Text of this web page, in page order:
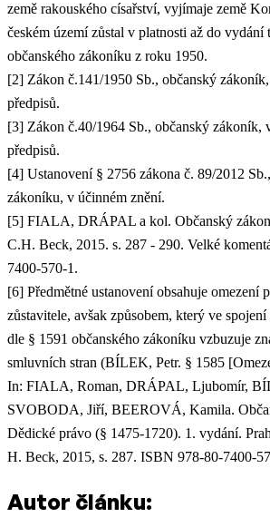
země rakouského císařství, vyjímaje země
českém území zůstal v platnosti až do vydání
občanského zákoníku z roku 1950.
[2] Zákon č.141/1950 Sb., občanský
předpisů.
[3] Zákon č.40/1964 Sb., občanský zákoník,
předpisů.
[4] Ustanovení § 2756 zákona č. 89/2012
zákoníku, v účinném znění.
[5] FIALA, DRÁPAL a kol. Občanský
C.H. Beck, 2015. s. 287 - 290. Velké
7400-570-1.
[6] Předmětné ustanovení obsahuje omezení
zůstavitele, avšak způsobem, který ve
dle § 1591 občanského zákoníku vzbuzuje
smluvních stran (BÍLEK, Petr. § 1585
In: FIALA, Roman, DRÁPAL, Ljubomír,
SVOBODA, Jiří, BEEROVÁ, Kamila.
Dědické právo (§ 1475-1720). 1. vydání.
H. Beck, 2015, s. 287. ISBN 978-80-7400-
Autor článku: